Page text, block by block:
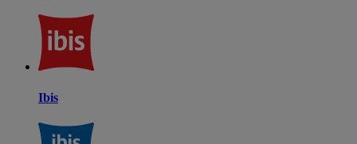
Ibis